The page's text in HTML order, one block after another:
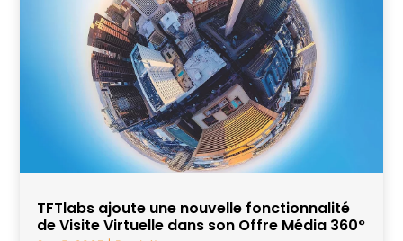
TFTlabs ajoute une nouvelle fonctionnalité
de Visite Virtuelle dans son Offre Média 360°